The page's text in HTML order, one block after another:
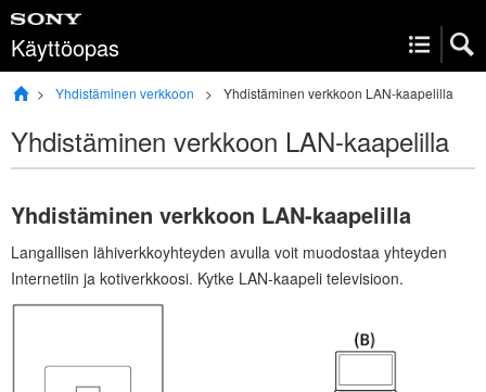
Käyttöopas
Yhdistäminen verkkoon Yhdistäminen verkkoon LAN-kaapelilla
Yhdistäminen verkkoon LAN-kaapelilla
Yhdistäminen verkkoon LAN-kaapelilla
Langallisen lähiverkkoyhteyden avulla voit muodostaa yhteyden
Internetiin ja kotiverkkoosi. Kytke LAN-kaapeli televisioon.